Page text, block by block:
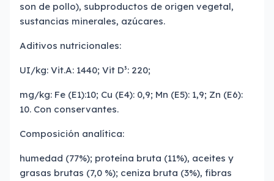
son de pollo), subproductos de origen vegetal,
sustancias minerales, azúcares.
Aditivos nutricionales:
UI/kg: Vit.A: 1440; Vit D³: 220;
mg/kg: Fe (E1):10; Cu (E4): 0,9; Mn (E5): 1,9; Zn (E6):
10. Con conservantes.
Composición analítica:
humedad (77%); proteína bruta (11%), aceites y
grasas brutas (7,0 %); ceniza bruta (3%), fibras